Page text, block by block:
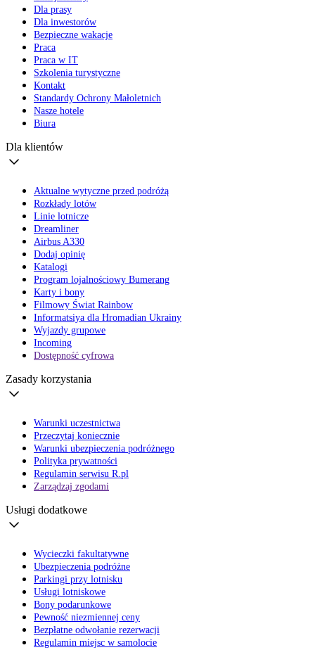
Dla prasy
Dla inwestorów
Bezpieczne wakacje
Praca
Praca w IT
Szkolenia turystyczne
Kontakt
Standardy Ochrony Małoletnich
Nasze hotele
Biura
Dla klientów
Aktualne wytyczne przed podróżą
Rozkłady lotów
Linie lotnicze
Dreamliner
Airbus A330
Dodaj opinię
Katalogi
Program lojalnościowy Bumerang
Karty i bony
Filmowy Świat Rainbow
Informatsiya dla Hromadian Ukrainy
Wyjazdy grupowe
Incoming
Dostępność cyfrowa
Zasady korzystania
Warunki uczestnictwa
Przeczytaj koniecznie
Warunki ubezpieczenia podróżnego
Polityka prywatności
Regulamin serwisu R.pl
Zarządzaj zgodami
Usługi dodatkowe
Wycieczki fakultatywne
Ubezpieczenia podróżne
Parkingi przy lotnisku
Usługi lotniskowe
Bony podarunkowe
Pewność niezmiennej ceny
Bezpłatne odwołanie rezerwacji
Regulamin miejsc w samolocie